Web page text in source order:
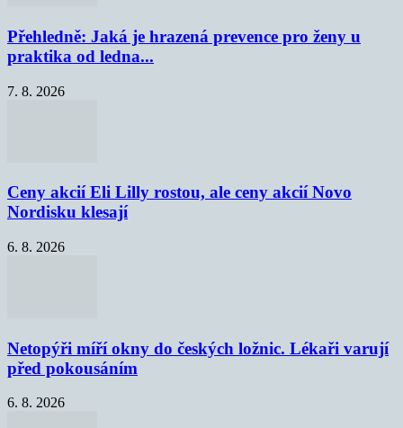
Přehledně: Jaká je hrazená prevence pro ženy u
praktika od ledna...
7. 8. 2026
Ceny akcií Eli Lilly rostou, ale ceny akcií Novo
Nordisku klesají
6. 8. 2026
Netopýři míří okny do českých ložnic. Lékaři varují
před pokousáním
6. 8. 2026